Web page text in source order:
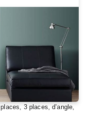
3 places, d’angle,